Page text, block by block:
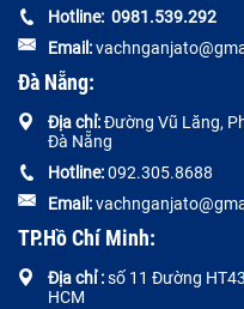
Hotline: 0981.539.292
Email:
Đà Nẵng:
Địa chỉ:Đường Vũ Lăng,
Đà Nẵng
Hotline:092.305.8688
Email:
TP.Hồ Chí Minh:
Địa chỉ :số 11 Đường
HCM